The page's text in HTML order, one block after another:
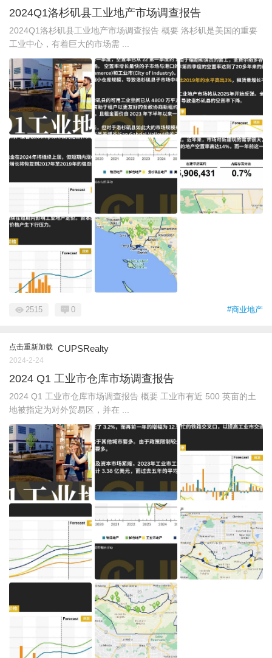
2024Q1洛杉矶县工业地产市场调查报告
2024Q1洛杉矶县工业地产市场调查报告 概要 洛杉矶是美国的重要
工业中心，有着巨大的市场需 ...
#商业地产
2515 0
点击重新加载 CUPSRealty
2024-2-24
2024 Q1 工业市仓库市场调查报告
2024 Q1 工业市仓库市场调查报告 概要 工业市有近 500 英亩的土
地被指定为对外贸易区，并在 ...